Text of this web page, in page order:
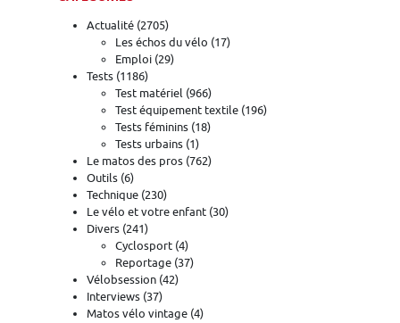
Actualité (2705)
Les échos du vélo (17)
Emploi (29)
Tests (1186)
Test matériel (966)
Test équipement textile (196)
Tests féminins (18)
Tests urbains (1)
Le matos des pros (762)
Outils (6)
Technique (230)
Le vélo et votre enfant (30)
Divers (241)
Cyclosport (4)
Reportage (37)
Vélobsession (42)
Interviews (37)
Matos vélo vintage (4)